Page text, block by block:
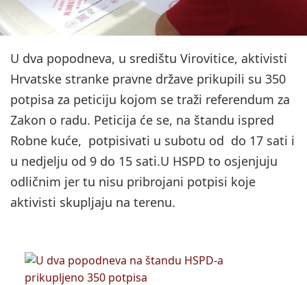
U dva popodneva, u središtu Virovitice, aktivisti
Hrvatske stranke pravne države prikupili su 350
potpisa za peticiju kojom se traži referendum za
Zakon o radu. Peticija će se, na štandu ispred
Robne kuće, potpisivati u subotu od do 17 sati i
u nedjelju od 9 do 15 sati.U HSPD to osjenjuju
odličnim jer tu nisu pribrojani potpisi koje
aktivisti skupljaju na terenu.